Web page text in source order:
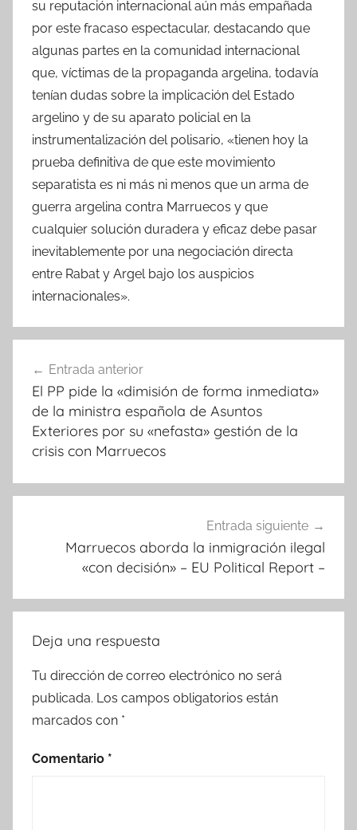
su reputación internacional aún más empañada
por este fracaso espectacular, destacando que
algunas partes en la comunidad internacional
que, víctimas de la propaganda argelina, todavía
tenían dudas sobre la implicación del Estado
argelino y de su aparato policial en la
instrumentalización del polisario, «tienen hoy la
prueba definitiva de que este movimiento
separatista es ni más ni menos que un arma de
guerra argelina contra Marruecos y que
cualquier solución duradera y eficaz debe pasar
inevitablemente por una negociación directa
entre Rabat y Argel bajo los auspicios
internacionales».
de
entradas
Entrada anterior
El PP pide la «dimisión de forma inmediata»
de la ministra española de Asuntos
Exteriores por su «nefasta» gestión de la
crisis con Marruecos
Entrada siguiente
Marruecos aborda la inmigración ilegal
«con decisión» – EU Political Report –
Deja una respuesta
Tu dirección de correo electrónico no será
publicada. Los campos obligatorios están
marcados con *
Comentario *